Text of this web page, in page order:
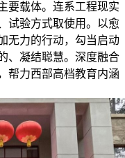
要载体。连系工程现实
试验方式取使用。以愈
无力的行动，勾当启动
、凝结聪慧。深度融合
帮力西部高档教育内涵